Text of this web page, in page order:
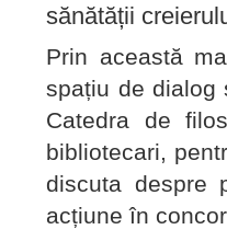
sănătății
Prin această
spațiu de dialog
Catedra de
bibliotecari,
discuta despre
acțiune în